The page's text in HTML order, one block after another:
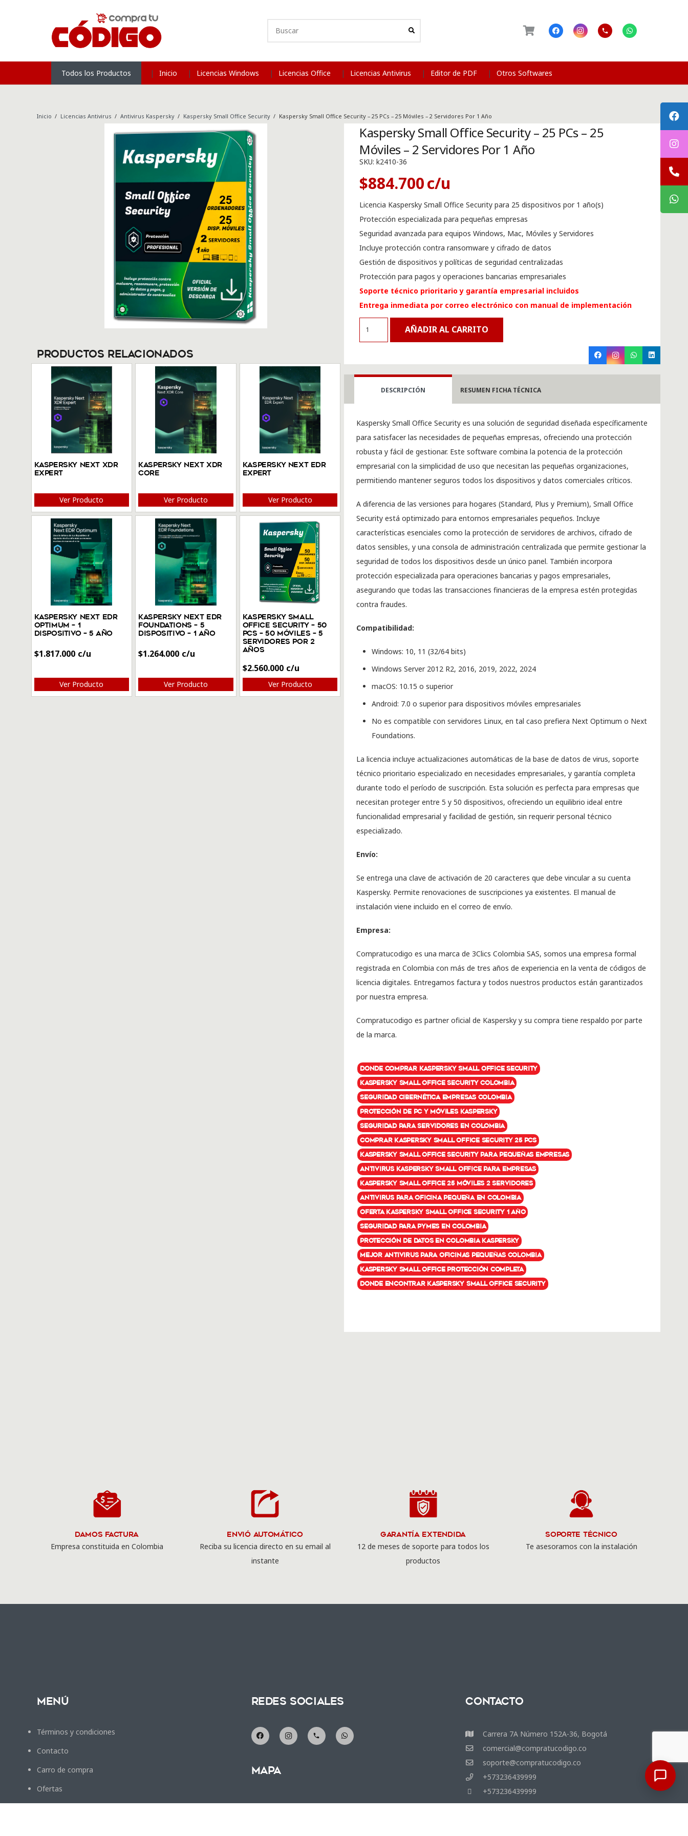
phone
Todos los Productos Inicio Licencias Windows Licencias Office Licencias Antivirus Editor de PDF Otros Softwares
Inicio / Licencias Antivirus / Antivirus Kaspersky / Kaspersky Small Office Security / Kaspersky Small Office Security – 25 PCs – 25 Móviles – 2 Servidores Por 1 Año
Productos Relacionados
Kaspersky Next XDR
Expert
Ver Producto
Kaspersky Next XDR
Core
Ver Producto
Kaspersky Next EDR
Expert
Ver Producto
Kaspersky Next EDR
Optimum – 1
Dispositivo – 5 Año
$1.817.000
Ver Producto
Kaspersky Next EDR
Foundations – 5
Dispositivo – 1 Año
$1.264.000
Ver Producto
Kaspersky Small
Office Security – 50
PCs – 50 Móviles – 5
Servidores Por 2
Años
$2.560.000
Ver Producto
Kaspersky Small Office Security – 25 PCs – 25
Móviles – 2 Servidores Por 1 Año
SKU: k2410-36
$884.700
Licencia Kaspersky Small Office Security para 25 dispositivos por 1 año(s)
Protección especializada para pequeñas empresas
Seguridad avanzada para equipos Windows, Mac, Móviles y Servidores
Incluye protección contra ransomware y cifrado de datos
Gestión de dispositivos y políticas de seguridad centralizadas
Protección para pagos y operaciones bancarias empresariales
Soporte técnico prioritario y garantía empresarial incluidos
Entrega inmediata por correo electrónico con manual de implementación
Security
-
25
Móviles
-
2
AÑADIR AL CARRITO
DESCRIPCIÓN RESUMEN FICHA TÉCNICA
Kaspersky Small Office Security es una solución de seguridad diseñada específicamente
para satisfacer las necesidades de pequeñas empresas, ofreciendo una protección
robusta y fácil de gestionar. Este software combina la potencia de la protección
empresarial con la simplicidad de uso que necesitan las pequeñas organizaciones,
permitiendo mantener seguros todos los dispositivos y datos comerciales críticos.
A diferencia de las versiones para hogares (Standard, Plus y Premium), Small Office
Security está optimizado para entornos empresariales pequeños. Incluye
características esenciales como la protección de servidores de archivos, cifrado de
datos sensibles, y una consola de administración centralizada que permite gestionar la
seguridad de todos los dispositivos desde un único panel. También incorpora
protección especializada para operaciones bancarias y pagos empresariales,
asegurando que todas las transacciones financieras de la empresa estén protegidas
contra fraudes.
Compatibilidad:
Windows: 10, 11 (32/64 bits)
Windows Server 2012 R2, 2016, 2019, 2022, 2024
macOS: 10.15 o superior
Android: 7.0 o superior para dispositivos móviles empresariales
No es compatible con servidores Linux, en tal caso prefiera Next Optimum o Next
Foundations.
La licencia incluye actualizaciones automáticas de la base de datos de virus, soporte
técnico prioritario especializado en necesidades empresariales, y garantía completa
durante todo el período de suscripción. Esta solución es perfecta para empresas que
necesitan proteger entre 5 y 50 dispositivos, ofreciendo un equilibrio ideal entre
funcionalidad empresarial y facilidad de gestión, sin requerir personal técnico
especializado.
Envío:
Se entrega una clave de activación de 20 caracteres que debe vincular a su cuenta
Kaspersky. Permite renovaciones de suscripciones ya existentes. El manual de
instalación viene incluido en el correo de envío.
Empresa:
Compratucodigo es una marca de 3Clics Colombia SAS, somos una empresa formal
registrada en Colombia con más de tres años de experiencia en la venta de códigos de
licencia digitales. Entregamos factura y todos nuestros productos están garantizados
por nuestra empresa.
Compratucodigo es partner oficial de Kaspersky y su compra tiene respaldo por parte
de la marca.
donde comprar Kaspersky Small Office Security
Kaspersky Small Office Security Colombia
seguridad cibernética empresas Colombia
protección de PC y móviles Kaspersky
seguridad para servidores en Colombia
comprar Kaspersky Small Office Security 25 PCs
Kaspersky Small Office Security para pequeñas empresas
antivirus Kaspersky Small Office para empresas
Kaspersky Small Office 25 móviles 2 servidores
antivirus para oficina pequeña en Colombia
oferta Kaspersky Small Office Security 1 año
seguridad para pymes en Colombia
protección de datos en Colombia Kaspersky
mejor antivirus para oficinas pequeñas Colombia
Kaspersky Small Office protección completa
donde encontrar Kaspersky Small Office Security
Damos Factura
Empresa constituida en Colombia
Envió Automático
Reciba su licencia directo en su email al
instante
Garantía Extendida
12 de meses de soporte para todos los
productos
Soporte Técnico
Te asesoramos con la instalación
Menú
Términos y condiciones
Contacto
Carro de compra
Ofertas
Redes Sociales
phone
Mapa
Contacto
Carrera 7A Número 152A-36, Bogotá
comercial@compratucodigo.co
soporte@compratucodigo.co
+573236439999
+573236439999